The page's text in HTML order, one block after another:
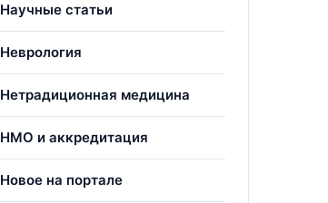
Научные статьи
Неврология
Нетрадиционная медицина
НМО и аккредитация
Новое на портале